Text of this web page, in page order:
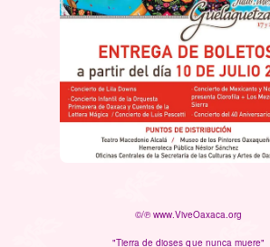
©/℗ www.ViveOaxaca.org
"Tierra de dioses que nunca muere"